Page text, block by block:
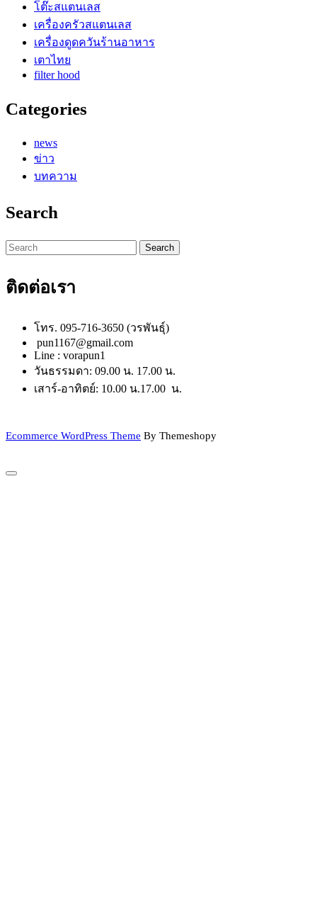
โต๊ะสแตนเลส
เครื่องครัวสแตนเลส
เครื่องดูดควันร้านอาหาร
เตาไทย
filter hood
Categories
news
ข่าว
บทความ
Search
Search
for:
ติดต่อเรา
โทร. 095-716-3650 (วรพันธุ์)
pun1167@gmail.com
Line : vorapun1
วันธรรมดา: 09.00 น. 17.00 น.
เสาร์-อาทิตย์: 10.00 น.17.00 น.
Ecommerce WordPress Theme By Themeshopy
Scroll